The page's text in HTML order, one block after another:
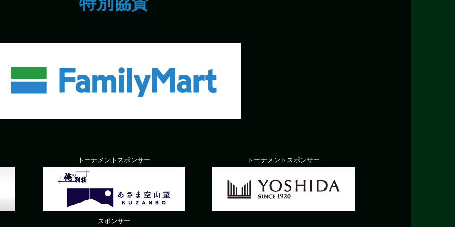
トーナメントスポンサー トーナメントスポンサー
スポンサー